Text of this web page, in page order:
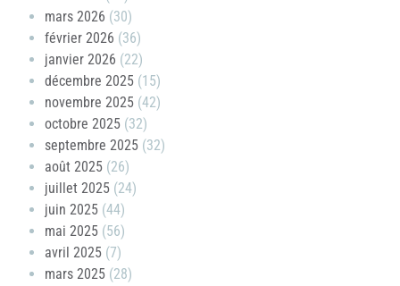
mars 2026 (30)
février 2026 (36)
janvier 2026 (22)
décembre 2025 (15)
novembre 2025 (42)
octobre 2025 (32)
septembre 2025 (32)
août 2025 (26)
juillet 2025 (24)
juin 2025 (44)
mai 2025 (56)
avril 2025 (7)
mars 2025 (28)